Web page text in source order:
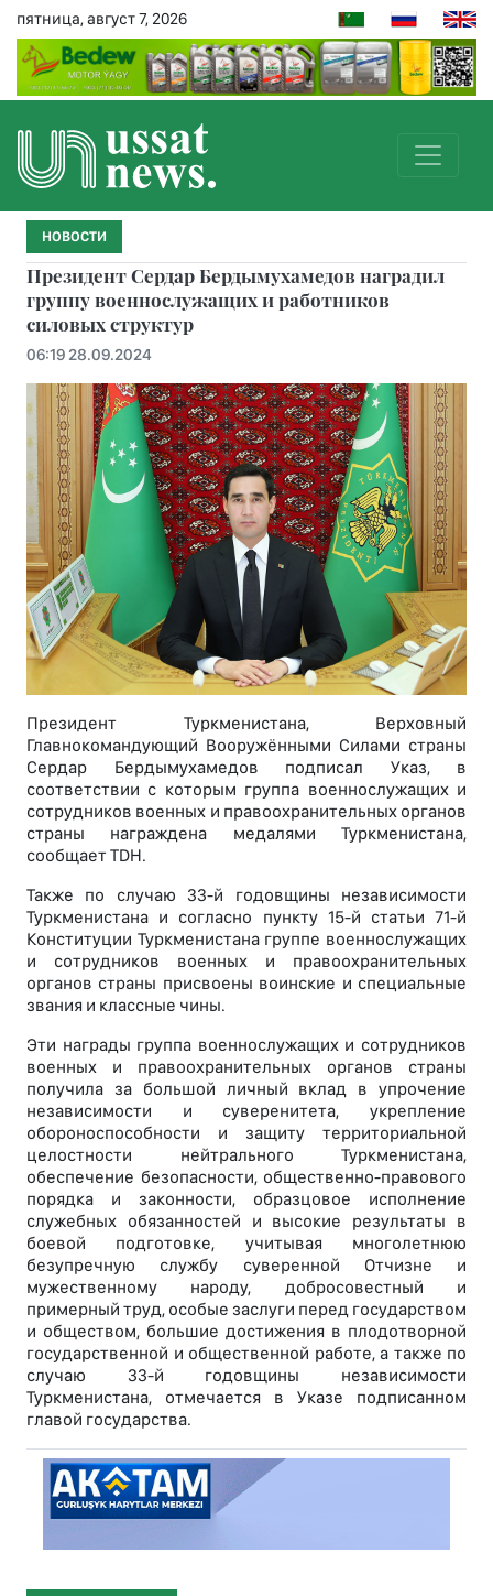
пятница, август 7, 2026
НОВОСТИ
Президент Сердар Бердымухамедов наградил
группу военнослужащих и работников
силовых структур
06:19 28.09.2024
Президент Туркменистана, Верховный
Главнокомандующий Вооружёнными Силами страны
Сердар Бердымухамедов подписал Указ, в
соответствии с которым группа военнослужащих и
сотрудников военных и правоохранительных органов
страны награждена медалями Туркменистана,
сообщает TDH.
Также по случаю 33-й годовщины независимости
Туркменистана и согласно пункту 15-й статьи 71-й
Конституции Туркменистана группе военнослужащих
и сотрудников военных и правоохранительных
органов страны присвоены воинские и специальные
звания и классные чины.
Эти награды группа военнослужащих и сотрудников
военных и правоохранительных органов страны
получила за большой личный вклад в упрочение
независимости и суверенитета, укрепление
обороноспособности и защиту территориальной
целостности нейтрального Туркменистана,
обеспечение безопасности, общественно-правового
порядка и законности, образцовое исполнение
служебных обязанностей и высокие результаты в
боевой подготовке, учитывая многолетнюю
безупречную службу суверенной Отчизне и
мужественному народу, добросовестный и
примерный труд, особые заслуги перед государством
и обществом, большие достижения в плодотворной
государственной и общественной работе, а также по
случаю 33-й годовщины независимости
Туркменистана, отмечается в Указе подписанном
главой государства.